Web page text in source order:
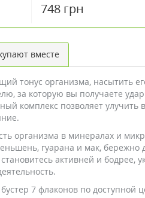
748 грн
вместе
тонус организма, насытить
за которую вы получаете
комплекс позволяет улучить
организма в минералах и
гуарана и мак, бережно
активней и бодрее,
7 флаконов по доступной